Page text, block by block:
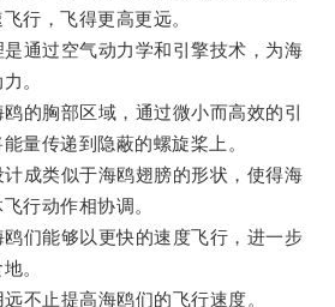
行，飞得更高更远。
过空气动力学和引擎技术，为海
。
胸部区域，通过微小而高效的引
量传递到隐蔽的螺旋桨上。
类似于海鸥翅膀的形状，使得海
行动作相协调。
能够以更快的速度飞行，进一步
。
止提高海鸥们的飞行速度。